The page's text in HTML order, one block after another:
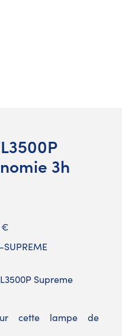
3h
€
Supreme
cette lampe de